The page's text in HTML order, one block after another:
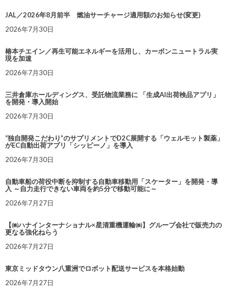
JAL／2026年8月前半 燃油サーチャージ適用額のお知らせ(変更)
2026年7月30日
椿本チエイン／再生可能エネルギーを活用し、カーボンニュートラル実
現を加速
2026年7月30日
三井倉庫ホールディングス、受託物流業務に 「生成AI出荷検品アプリ」
を開発・導入開始
2026年7月30日
“独自開発こだわり”のサプリメントでD2C展開する「ウェルモット製薬」
がEC自動出荷アプリ「シッピーノ」を導入
2026年7月30日
自動車船の荷役中断を抑制する自動車移動用「スケーター」を開発・導
入 ～自力走行できない車両を約5分で移動可能に～
2026年7月27日
【㈱ハナインターナショナル×星清重機運輸㈱】グループ会社で販売力の
更なる強化ねらう
2026年7月27日
東京ミッドタウン八重洲でロボット配送サービスを本格始動
2026年7月27日